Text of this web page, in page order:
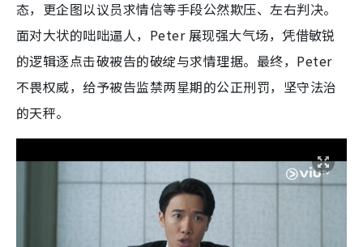
态，更企图以议员求情信等手段公然欺压、左右判决。
面对大状的咄咄逼人，Peter 展现强大气场，凭借敏锐
的逻辑逐点击破被告的破绽与求情理据。最终，Peter
不畏权威，给予被告监禁两星期的公正刑罚，坚守法治
的天秤。